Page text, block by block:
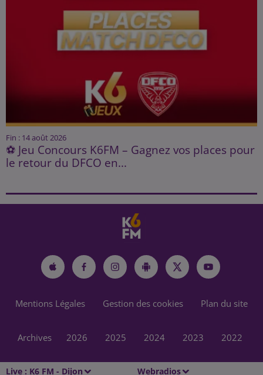
Live : K6 FM - Dijon Webradios
Fin : 14 août 2026
⚽ Jeu Concours K6FM – Gagnez vos places pour
le retour du DFCO en...
Mentions Légales Gestion des cookies Plan du site
Archives 2026 2025 2024 2023 2022